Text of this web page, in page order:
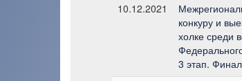
10.12.2021
конкуру и
холке среди
3 этап. Финал